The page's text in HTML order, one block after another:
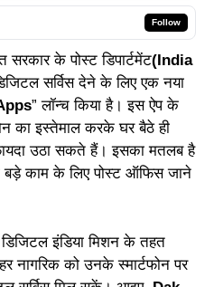
Follow
सरकार के पोस्ट डिपार्टमेंट(India
सर्विस देने के लिए एक नया
” लॉन्च किया है। इस ऐप के
का इस्तेमाल करके घर बैठे ही
उठा सकते हैं। इसका मतलब है
बड़े काम के लिए पोस्ट ऑफिस जाने
इंडिया मिशन के तहत
नागरिक को उनके स्मार्टफोन पर